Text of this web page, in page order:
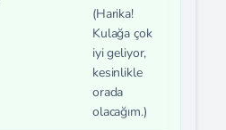
(Harika!
Kulağa çok
iyi geliyor,
kesinlikle
orada
olacağım.)